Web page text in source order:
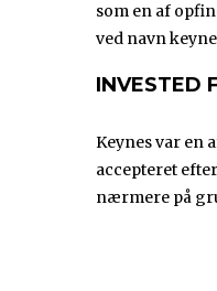
som en af
ved navn
INVESTED
Keynes var en
accepteret
nærmere på